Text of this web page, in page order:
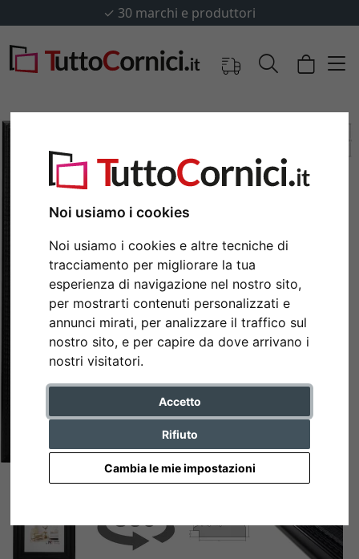
Noi usiamo i cookies
Noi usiamo i cookies e altre tecniche di
tracciamento per migliorare la tua
esperienza di navigazione nel nostro sito,
per mostrarti contenuti personalizzati e
annunci mirati, per analizzare il traffico sul
nostro sito, e per capire da dove arrivano i
nostri visitatori.
Accetto
Rifiuto
Cambia le mie impostazioni
✓ 30 marchi e produttori
Indietro